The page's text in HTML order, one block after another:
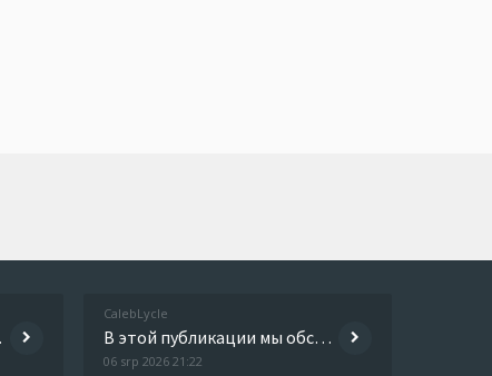
пробле
CalebLycle
В этой публикации мы обсуждаем современные методы лечения различных заболеваний. Читатели узнают о новых медикаментах, т
06 srp 2026 21:22